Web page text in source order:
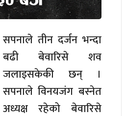
सपनाले तीन दर्जन भन्दा
बढी बेवारिसे शव
जलाइसकेकी छन् ।
सपनाले विनयजंग बस्नेत
अध्यक्ष रहेको बेवारिसे